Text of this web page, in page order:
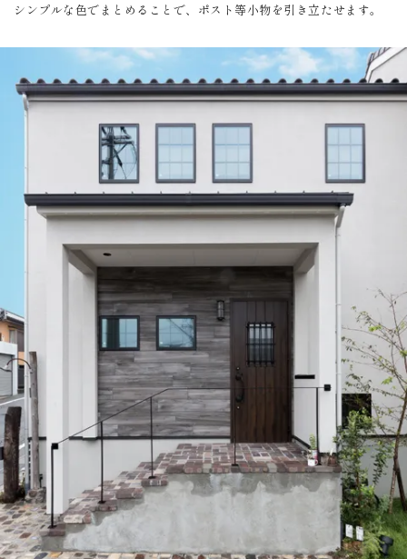
シンプルな色でまとめることで、ポスト等小物を引き立たせます。